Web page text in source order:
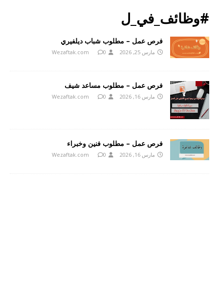
#وظائف_في_ل
فرص عمل – مطلوب شباب ديلفيري
مارس 25, 2026 Wezaftak.com 0
فرص عمل – مطلوب مساعد شيف
مارس 16, 2026 Wezaftak.com 0
فرص عمل – مطلوب فنين وخبراء
مارس 16, 2026 Wezaftak.com 0